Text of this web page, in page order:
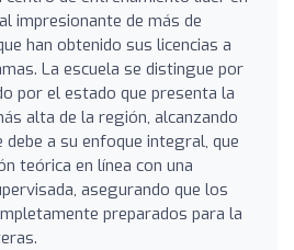
impresionante de más de
han obtenido sus licencias a
La escuela se distingue por
por el estado que presenta la
alta de la región, alcanzando
a su enfoque integral, que
teórica en línea con una
asegurando que los
preparados para la